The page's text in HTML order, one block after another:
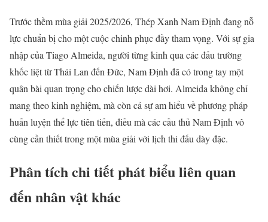
Trước thềm mùa giải 2025/2026, Thép Xanh Nam Định đang nỗ
lực chuẩn bị cho một cuộc chinh phục đầy tham vọng. Với sự gia
nhập của Tiago Almeida, người từng kinh qua các đấu trường
khốc liệt từ Thái Lan đến Đức, Nam Định đã có trong tay một
quân bài quan trọng cho chiến lược dài hơi. Almeida không chỉ
mang theo kinh nghiệm, mà còn cả sự am hiểu về phương pháp
huấn luyện thể lực tiên tiến, điều mà các cầu thủ Nam Định vô
cùng cần thiết trong một mùa giải với lịch thi đấu dày đặc.
Phân tích chi tiết phát biểu liên quan
đến nhân vật khác